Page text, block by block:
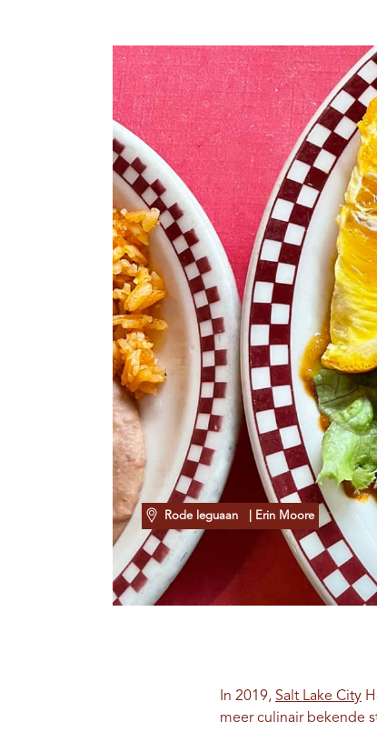
Rode leguaan | Erin Moore
In 2019, Salt Lake City
meer culinair bekende